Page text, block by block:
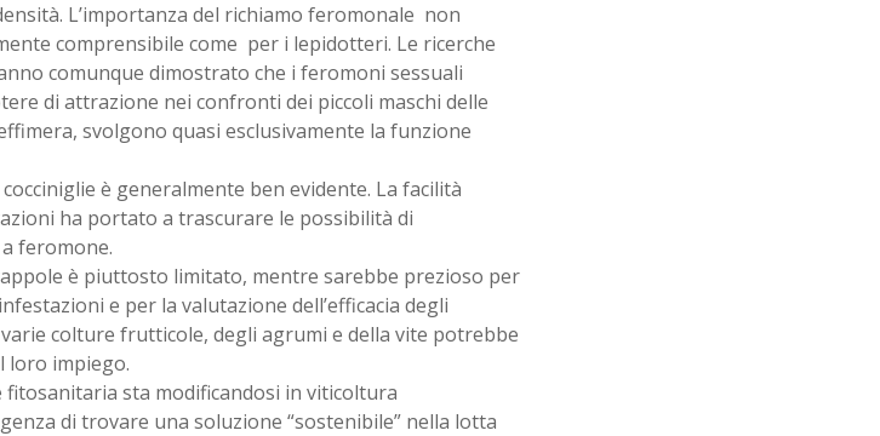
L’importanza del richiamo feromonale non
comprensibile come per i lepidotteri. Le ricerche
comunque dimostrato che i feromoni sessuali
di attrazione nei confronti dei piccoli maschi delle
svolgono quasi esclusivamente la funzione
è generalmente ben evidente. La facilità
ha portato a trascurare le possibilità di
feromone.
è piuttosto limitato, mentre sarebbe prezioso per
e per la valutazione dell’efficacia degli
colture frutticole, degli agrumi e della vite potrebbe
loro impiego.
fitosanitaria sta modificandosi in viticoltura
di trovare una soluzione “sostenibile” nella lotta